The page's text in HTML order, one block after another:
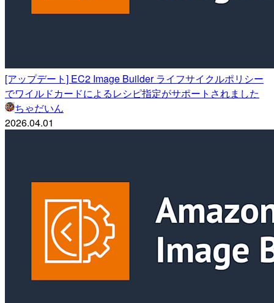
[アップデート] EC2 Image Builder ライフサイクルポリシー
でワイルドカードによるレシピ指定がサポートされました
ちゃだいん
2026.04.01